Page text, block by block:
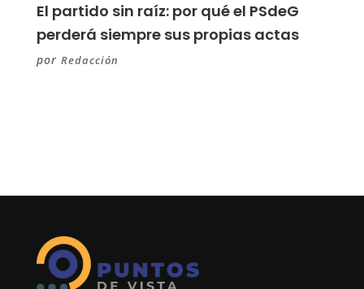
El partido sin raíz: por qué el PSdeG
perderá siempre sus propias actas
por Redacción